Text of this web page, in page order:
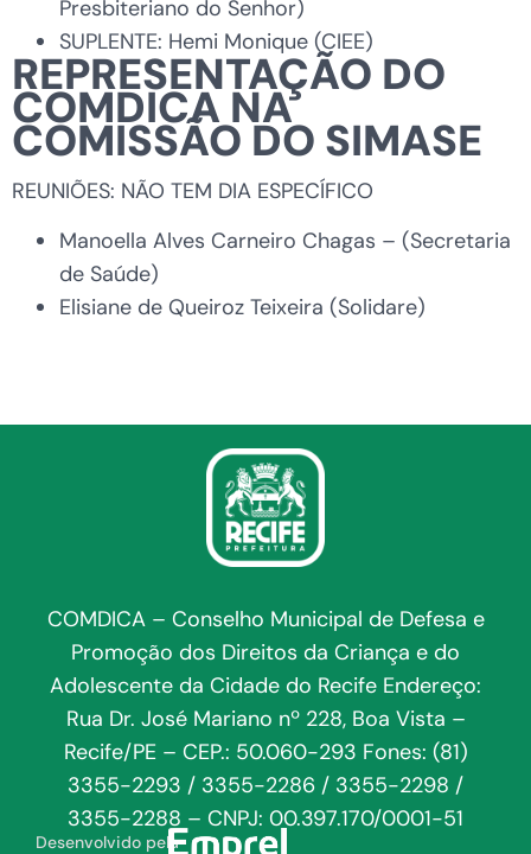
Presbiteriano do Senhor)
SUPLENTE: Hemi Monique (CIEE)
REPRESENTAÇÃO DO
COMDICA NA
COMISSÃO DO SIMASE
REUNIÕES: NÃO TEM DIA ESPECÍFICO
Manoella Alves Carneiro Chagas – (Secretaria
de Saúde)
Elisiane de Queiroz Teixeira (Solidare)
COMDICA – Conselho Municipal de Defesa e
Promoção dos Direitos da Criança e do
Adolescente da Cidade do Recife Endereço:
Rua Dr. José Mariano nº 228, Boa Vista –
Recife/PE – CEP.: 50.060-293 Fones: (81)
3355-2293 / 3355-2286 / 3355-2298 /
3355-2288 – CNPJ: 00.397.170/0001-51
Desenvolvido pela